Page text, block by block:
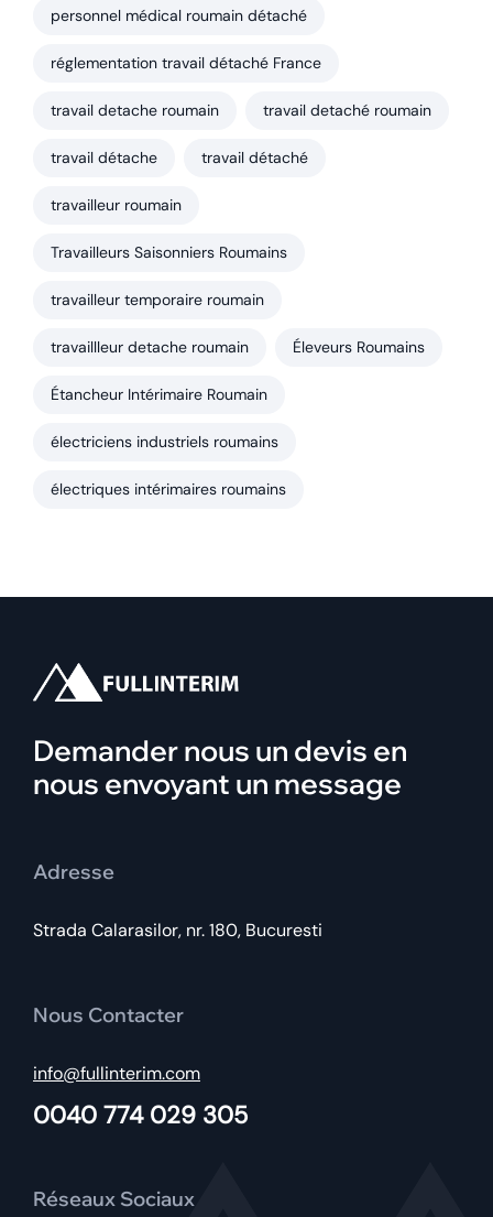
personnel médical roumain détaché
réglementation travail détaché France
travail detache roumain travail detaché roumain
travail détache travail détaché
travailleur roumain
Travailleurs Saisonniers Roumains
travailleur temporaire roumain
travaillleur detache roumain Éleveurs Roumains
Étancheur Intérimaire Roumain
électriciens industriels roumains
électriques intérimaires roumains
Demander nous un devis en
nous envoyant un message
Adresse
Strada Calarasilor, nr. 180, Bucuresti
Nous Contacter
0040 774 029 305
info@fullinterim.com
Réseaux Sociaux